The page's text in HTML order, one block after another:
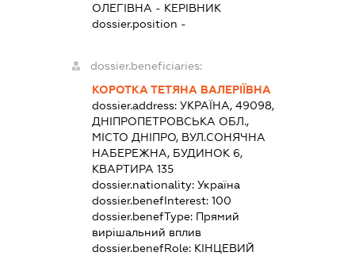
ОЛЕГІВНА - КЕРІВНИК
dossier.position -
dossier.beneficiaries:
КОРОТКА ТЕТЯНА ВАЛЕРІЇВНА
dossier.address: УКРАЇНА, 49098,
ДНІПРОПЕТРОВСЬКА ОБЛ.,
МІСТО ДНІПРО, ВУЛ.СОНЯЧНА
НАБЕРЕЖНА, БУДИНОК 6,
КВАРТИРА 135
dossier.nationality: Україна
dossier.benefInterest: 100
dossier.benefType: Прямий
вирішальний вплив
dossier.benefRole: КІНЦЕВИЙ